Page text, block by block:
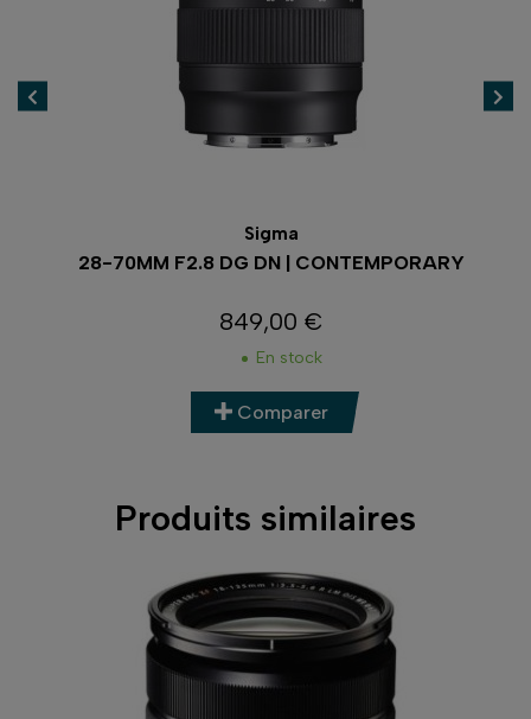
Sigma
28-70MM F2.8 DG DN | CONTEMPORARY
Prix
849,00 €
En stock
Comparer
Produits similaires